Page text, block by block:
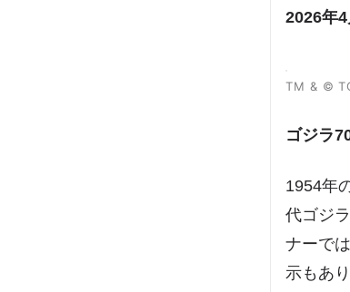
2026年
TM & ©
ゴジラ
1954年
代ゴジ
ナーで
示もあ